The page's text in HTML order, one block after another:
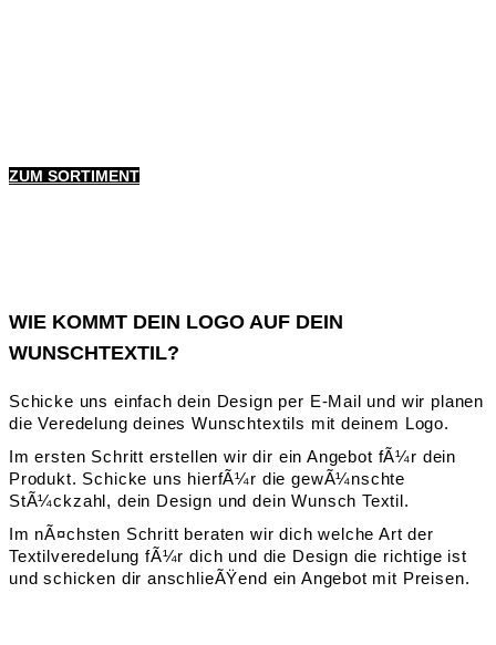
ZUM SORTIMENT
WIE KOMMT DEIN LOGO AUF DEIN
WUNSCHTEXTIL?
Schicke uns einfach dein Design per E-Mail und wir planen
die Veredelung deines Wunschtextils mit deinem Logo.
Im ersten Schritt erstellen wir dir ein Angebot fÃ¼r dein
Produkt. Schicke uns hierfÃ¼r die gewÃ¼nschte
StÃ¼ckzahl, dein Design und dein Wunsch Textil.
Im nÃ¤chsten Schritt beraten wir dich welche Art der
Textilveredelung fÃ¼r dich und die Design die richtige ist
und schicken dir anschlieÃŸend ein Angebot mit Preisen.